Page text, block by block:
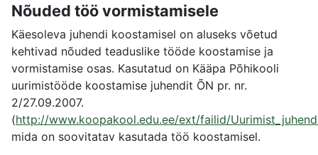
Nõuded töö vormistamisele
Käesoleva juhendi koostamisel on aluseks võetud
kehtivad nõuded teaduslike tööde koostamise ja
vormistamise osas. Kasutatud on Kääpa Põhikooli
uurimistööde koostamise juhendit ÕN pr. nr.
2/27.09.2007.
(http://www.koopakool.edu.ee/ext/failid/
mida on soovitatav kasutada töö koostamisel.